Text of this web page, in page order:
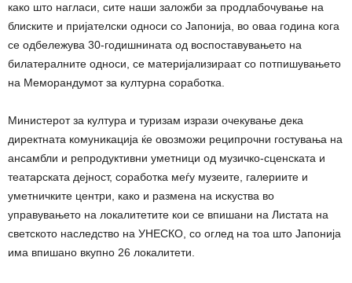
како што нагласи, сите наши заложби за продлабочување на
блиските и пријателски односи со Јапонија, во оваа година кога
се одбележува 30-годишнината од воспоставувањето на
билатералните односи, се материјализираат со потпишувањето
на Меморандумот за културна соработка.
Министерот за култура и туризам изрази очекување дека
директната комуникација ќе овозможи реципрочни гостувања на
ансамбли и репродуктивни уметници од музичко-сценската и
театарската дејност, соработка меѓу музеите, галериите и
уметничките центри, како и размена на искуства во
управувањето на локалитетите кои се впишани на Листата на
светското наследство на УНЕСКО, со оглед на тоа што Јапонија
има впишано вкупно 26 локалитети.